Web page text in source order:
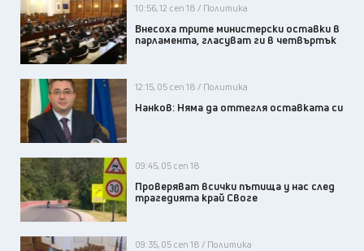
10:56, 12 сеп 18 / Политика
Внесоха трите министерски оставки в
парламента, гласуват ги в четвъртък
12:15, 05 сеп 18 / Политика
Нанков: Няма да оттегля оставката си
09:45, 05 сеп 18
Проверяват всички пътища у нас след
трагедията край Своге
09:35, 05 сеп 18 / Политика